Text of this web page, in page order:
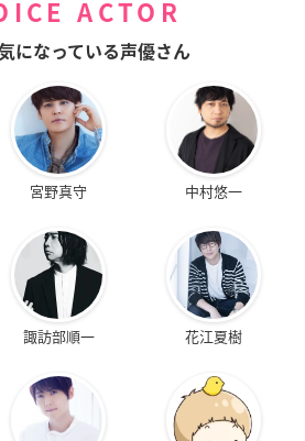
ACTOR
になっている声優さん
宮野真守 中村悠一
諏訪部順一 花江夏樹